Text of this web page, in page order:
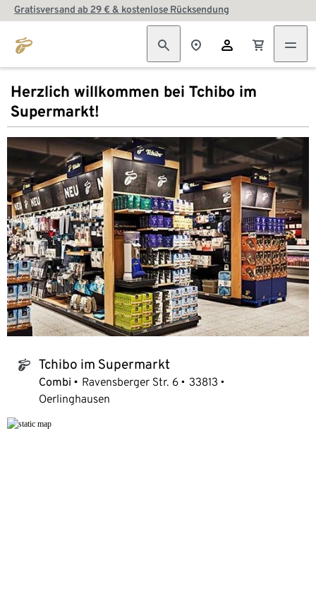
Gratisversand ab 29 € & kostenlose Rücksendung
Herzlich willkommen bei Tchibo im
Supermarkt!
tchibo_logo Tchibo im Supermarkt
Combi Ravensberger Str. 6
33813
Oerlinghausen